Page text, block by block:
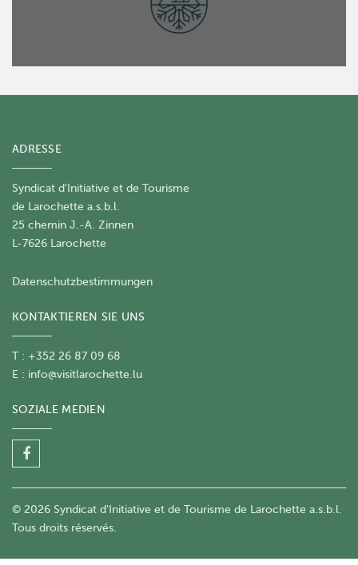
ADRESSE
Syndicat d'Initiative et de Tourisme
de Larochette a.s.b.l.
25 chemin J.-A. Zinnen
L-7626 Larochette
Datenschutzbestimmungen
KONTAKTIEREN SIE UNS
T : +352 26 87 09 68
E : info@visitlarochette.lu
SOZIALE MEDIEN
© 2026 Syndicat d'Initiative et de Tourisme de Larochette a.s.b.l.
Tous droits réservés.